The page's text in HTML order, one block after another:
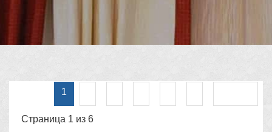
1
Страница 1 из 6